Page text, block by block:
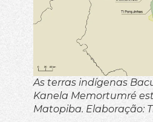
As terras indígenas
Kanela Memortumré
Matopiba. Elaboração: